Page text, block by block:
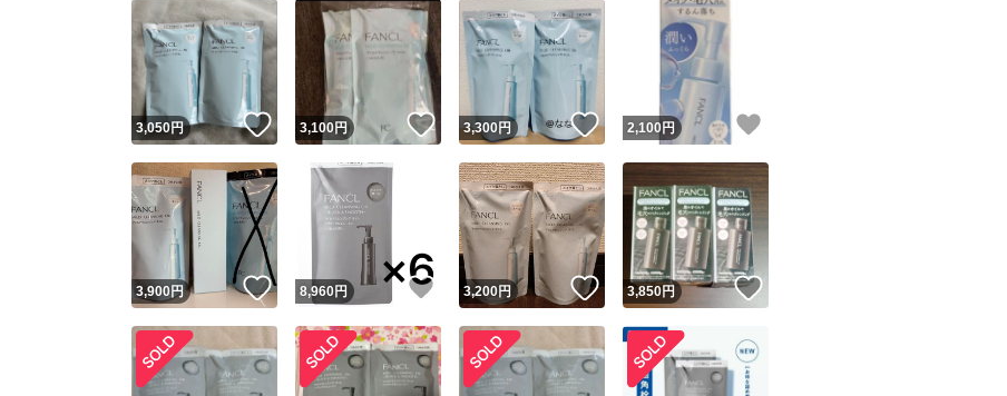
3,050円 いいね！
3,100円 いいね！
3,300円 いいね！
2,100円
3,900円 いいね！
8,960円 いいね！
3,200円 いいね！
3,850円